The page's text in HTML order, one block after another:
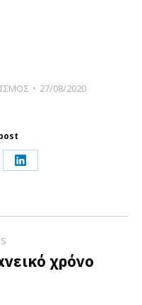
27/08/2020
Share
LinkedIn
χρόνο